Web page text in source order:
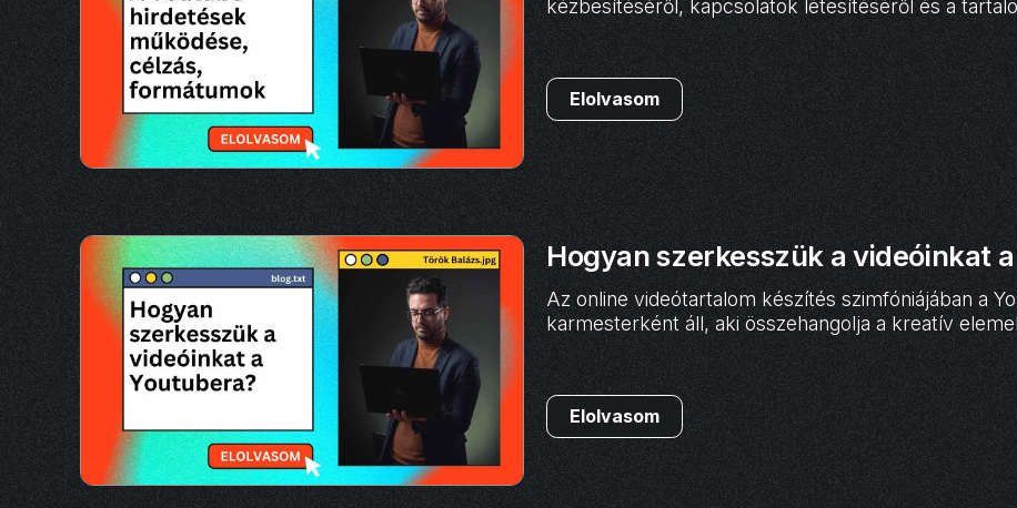
kézbesítéséről, kapcsolatok létesítéséről és a
Elolvasom
Hogyan szerkesszük a videóinkat
Az online videótartalom készítés szimfóniájában a
karmesterként áll, aki összehangolja a kreatív
Elolvasom